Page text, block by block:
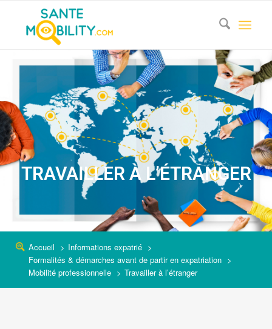
TRAVAILLER À L’ÉTRANGER
Accueil
Informations expatrié
Formalités & démarches avant de partir en expatriation
Mobilité professionnelle
Travailler à l’étranger